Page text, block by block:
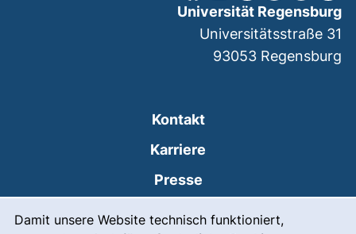
Damit unsere Website technisch funktioniert,
Kontakt
Karriere
Presse
Universität Regensburg
Universitätsstraße 31
93053 Regensburg